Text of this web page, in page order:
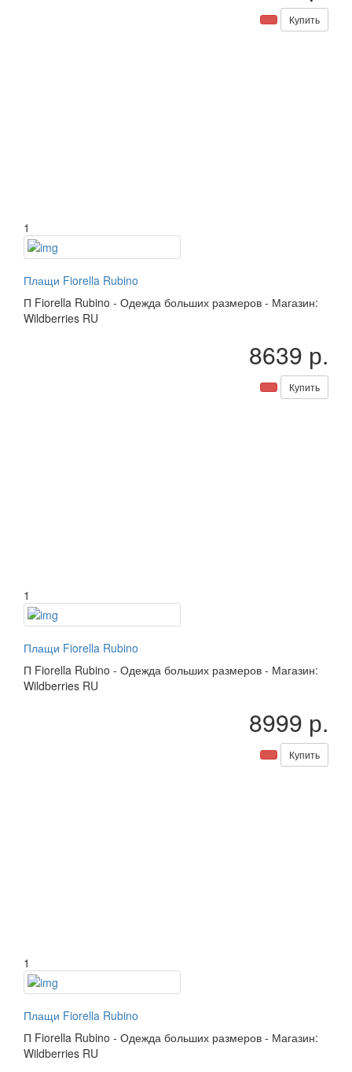
Купить
1
Плащи Fiorella Rubino
П Fiorella Rubino - Одежда больших размеров - Магазин:
Wildberries RU
8639 р.
Купить
1
Плащи Fiorella Rubino
П Fiorella Rubino - Одежда больших размеров - Магазин:
Wildberries RU
8999 р.
Купить
1
Плащи Fiorella Rubino
П Fiorella Rubino - Одежда больших размеров - Магазин:
Wildberries RU